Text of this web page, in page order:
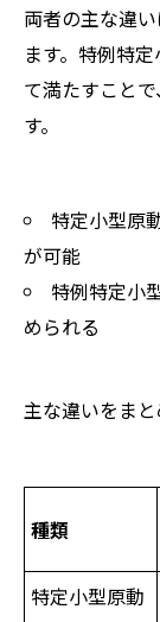
両者の主な違
ます。特例特
て満たすこと
す。
特定小型原
が可能
特例特定小
められる
主な違いをまと
種類
特定小型原動